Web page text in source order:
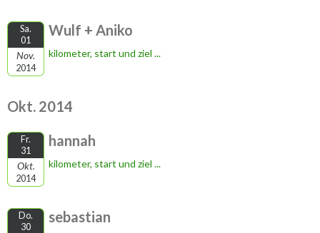
Sa.
01
Nov.
2014
Wulf + Aniko
kilometer, start und ziel ...
Okt. 2014
Fr.
31
Okt.
2014
hannah
kilometer, start und ziel ...
Do.
30
sebastian